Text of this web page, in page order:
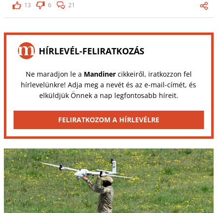
13
6 21
HÍRLEVÉL-FELIRATKOZÁS
Ne maradjon le a Mandinercikkeiről, iratkozzon fel
hírlevelünkre! Adja meg a nevét és az e-mail-címét, és
elküldjük Önnek a nap legfontosabb híreit.
FELIRATKOZOM A HÍRLEVÉLRE